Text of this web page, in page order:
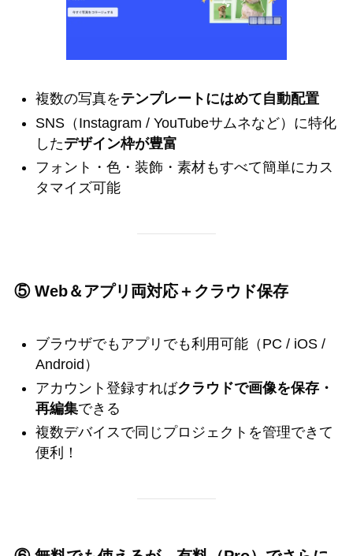
複数の写真をテンプレートにはめて自動配置
SNS（Instagram / YouTubeサムネなど）に特化
したデザイン枠が豊富
フォント・色・装飾・素材もすべて簡単にカス
タマイズ可能
⑤ Web＆アプリ両対応＋クラウド保存
ブラウザでもアプリでも利用可能（PC / iOS /
Android）
アカウント登録すればクラウドで画像を保存・
再編集できる
複数デバイスで同じプロジェクトを管理できて
便利！